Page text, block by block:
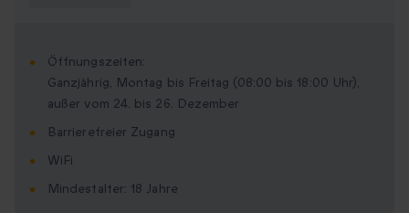
Öffnungszeiten:
Ganzjährig, Montag bis Freitag (08:00 bis 18:00 Uhr),
außer vom 24. bis 26. Dezember
Barrierefreier Zugang
WiFi
Mindestalter: 18 Jahre